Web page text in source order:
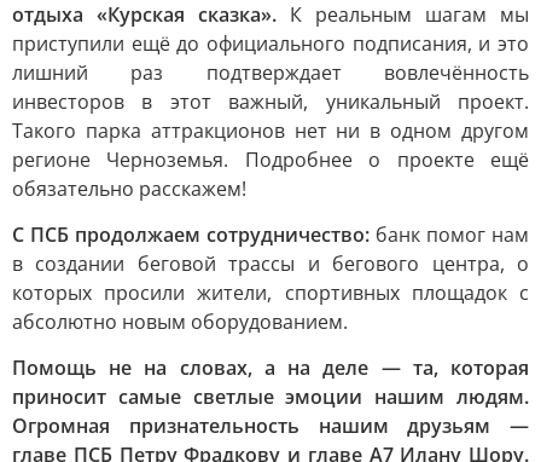
отдыха «Курская сказка». К реальным шагам мы
приступили ещё до официального подписания, и это
лишний раз подтверждает вовлечённость
инвесторов в этот важный, уникальный проект.
Такого парка аттракционов нет ни в одном другом
регионе Черноземья. Подробнее о проекте ещё
обязательно расскажем!
С ПСБ продолжаем сотрудничество: банк помог нам
в создании беговой трассы и бегового центра, о
которых просили жители, спортивных площадок с
абсолютно новым оборудованием.
Помощь не на словах, а на деле — та, которая
приносит самые светлые эмоции нашим людям.
Огромная признательность нашим друзьям —
главе ПСБ Петру Фрадкову и главе А7 Илану Шору.